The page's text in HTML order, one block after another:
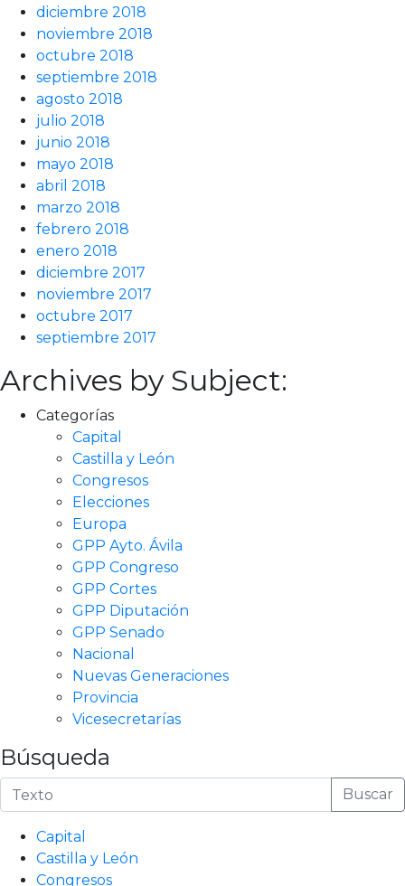
diciembre 2018
noviembre 2018
octubre 2018
septiembre 2018
agosto 2018
julio 2018
junio 2018
mayo 2018
abril 2018
marzo 2018
febrero 2018
enero 2018
diciembre 2017
noviembre 2017
octubre 2017
septiembre 2017
Archives by Subject:
Categorías
Capital
Castilla y León
Congresos
Elecciones
Europa
GPP Ayto. Ávila
GPP Congreso
GPP Cortes
GPP Diputación
GPP Senado
Nacional
Nuevas Generaciones
Provincia
Vicesecretarías
Búsqueda
Buscar
Capital
Castilla y León
Congresos